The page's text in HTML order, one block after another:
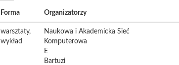
Forma Organizatorzy
warsztaty,
wykład
Naukowa i Akademicka Sieć
Komputerowa
E
Bartuzi